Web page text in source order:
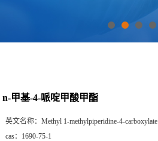
n-甲基-4-哌啶甲酸甲酯
英文名称： Methyl 1-methylpiperidine-4-carboxylate
cas： 1690-75-1